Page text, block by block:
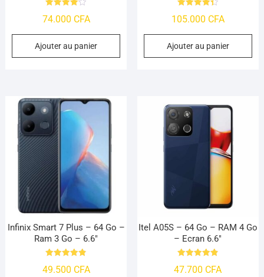
4.09
74.000 CFA
Ajouter au panier
4.41
105.000 CFA
Ajouter au panier
Infinix Smart 7 Plus – 64 Go –
Ram 3 Go – 6.6″
4.9
49.500 CFA
Itel A05S – 64 Go – RAM 4 Go
– Ecran 6.6″
4.9
47.700 CFA